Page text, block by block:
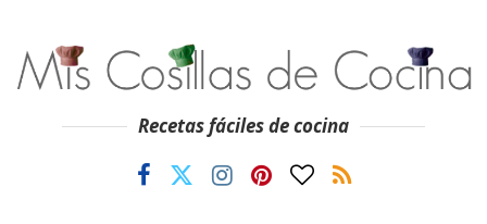
Recetas fáciles de cocina